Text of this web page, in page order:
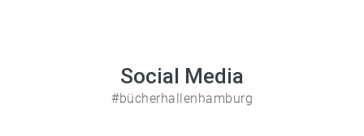
Social Media
#bücherhallenhamburg